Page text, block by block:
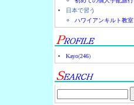
日本で習う
ハワイアンキルト教室
Kayo(246)